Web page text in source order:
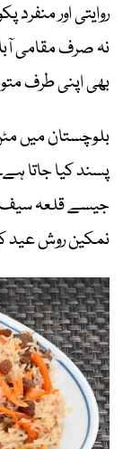
روایتی اور
نہ صرف مقامی
بھی اپنی طرف
بلوچستان میں
پسند کیا جاتا
جیسے قلعہ سیف
نمکین روش عید